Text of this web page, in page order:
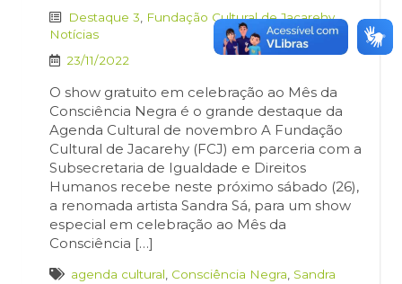
Destaque 3 Fundação Cultural de Jacarehy,
Notícias
23/11/2022
O show gratuito em celebração ao Mês da
Consciência Negra é o grande destaque da
Agenda Cultural de novembro A Fundação
Cultural de Jacarehy (FCJ) em parceria com a
Subsecretaria de Igualdade e Direitos
Humanos recebe neste próximo sábado (26),
a renomada artista Sandra Sá, para um show
especial em celebração ao Mês da
Consciência […]
agenda cultural Consciência Negra Sandra